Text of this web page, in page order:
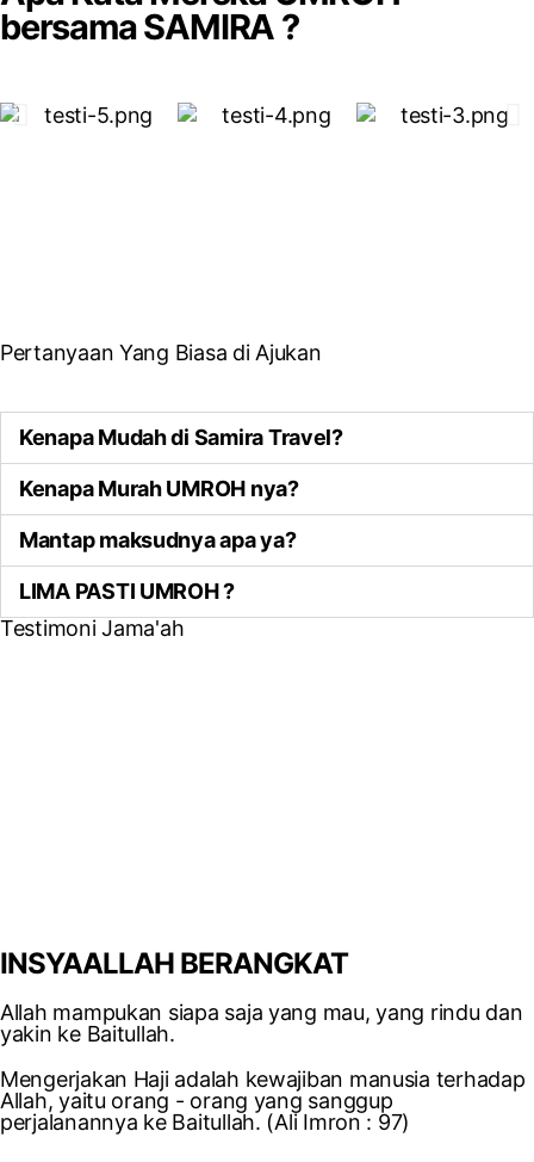
bersama SAMIRA ?
Pertanyaan Yang Biasa di Ajukan
Kenapa Mudah di Samira Travel?
Kenapa Murah UMROH nya?
Mantap maksudnya apa ya?
LIMA PASTI UMROH ?
Testimoni Jama'ah
INSYAALLAH BERANGKAT
Allah mampukan siapa saja yang mau, yang rindu dan
yakin ke Baitullah.
Mengerjakan Haji adalah kewajiban manusia terhadap
Allah, yaitu orang - orang yang sanggup
perjalanannya ke Baitullah. (Ali Imron : 97)